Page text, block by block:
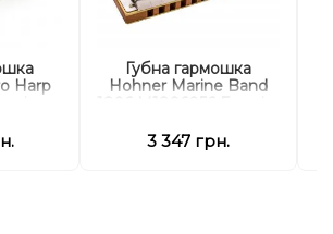
Harp
Губна гармошка
Hohner Marine Band
3 347 грн.